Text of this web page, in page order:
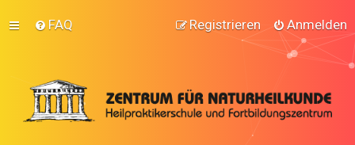
FAQ Anmelden
Registrieren